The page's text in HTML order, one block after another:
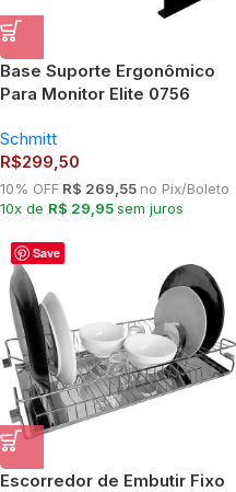
Base Suporte Ergonômico
Para Monitor Elite 0756
Schmitt
R$299,50
10% OFF R$ 269,55 no Pix/Boleto
10x de R$ 29,95sem juros
Save
Escorredor de Embutir Fixo